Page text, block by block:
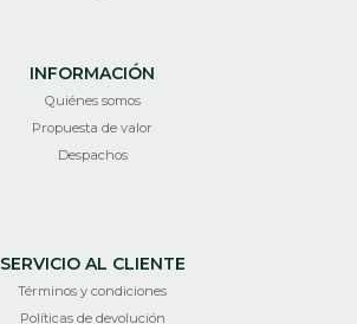
INFORMACIÓN
Quiénes somos
Propuesta de valor
Despachos
SERVICIO AL CLIENTE
Términos y condiciones
Políticas de devolución